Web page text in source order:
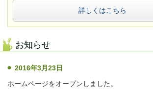
詳しくはこちら
お知らせ
2016年3月23日
ホームページをオープンしました。